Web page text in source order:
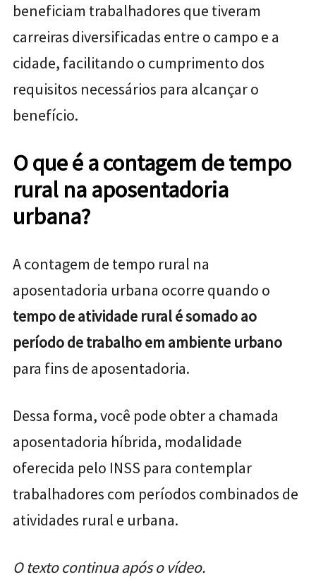
beneficiam trabalhadores que tiveram
carreiras diversificadas entre o campo e a
cidade, facilitando o cumprimento dos
requisitos necessários para alcançar o
benefício.
O que é a contagem de tempo
rural na aposentadoria
urbana?
A contagem de tempo rural na
aposentadoria urbana ocorre quando o
tempo de atividade rural é somado ao
período de trabalho em ambiente urbano
para fins de aposentadoria.
Dessa forma, você pode obter a chamada
aposentadoria híbrida, modalidade
oferecida pelo INSS para contemplar
trabalhadores com períodos combinados de
atividades rural e urbana.
O texto continua após o vídeo.